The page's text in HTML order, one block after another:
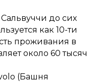
до сих
как 10-ти
проживания в
около 60 тысяч
(Башня